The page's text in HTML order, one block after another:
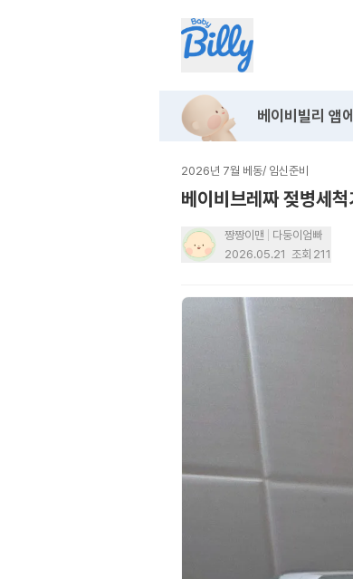
베이비빌리 앱
2026년 7월 베동/ 임신준비
베이비브레짜 젖병세
짱짱이맨
다둥이엄빠
2026.05.21 조회 211